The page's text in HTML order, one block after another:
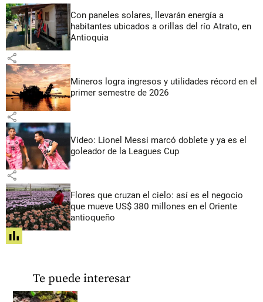
Con paneles solares, llevarán energía a
habitantes ubicados a orillas del río Atrato, en
Antioquia
share
Mineros logra ingresos y utilidades récord en el
primer semestre de 2026
share
Video: Lionel Messi marcó doblete y ya es el
goleador de la Leagues Cup
share
Flores que cruzan el cielo: así es el negocio
que mueve US$ 380 millones en el Oriente
antioqueño
share
Te puede interesar